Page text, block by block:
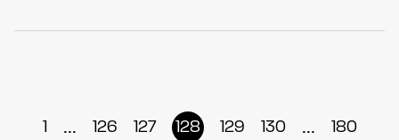
1 ... 126 127 128 129 130 ... 180